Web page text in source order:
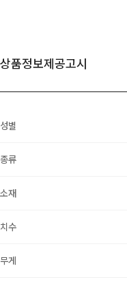
상품정보제공고시
성별
종류
소재
치수
무게